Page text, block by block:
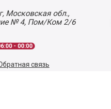
Московская обл.,
№ 4, Пом/Ком 2/6
- 00:00
связь